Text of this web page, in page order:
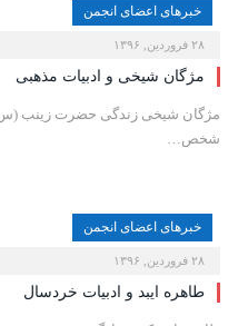
خبرهای اعضای انجمن
۲۸ فروردین, ۱۳۹۶
مژگان شیخی و ادبیات مذهبى
مژگان شیخی زندگی حضرت زینب (س)
شخص…
خبرهای اعضای انجمن
۲۸ فروردین, ۱۳۹۶
طاهره‌ ایبد و ادبیات خردسال